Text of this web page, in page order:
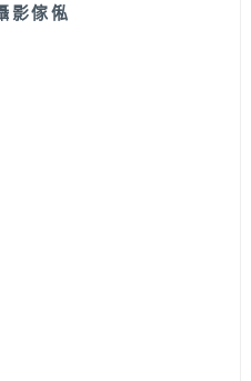
影傢俬